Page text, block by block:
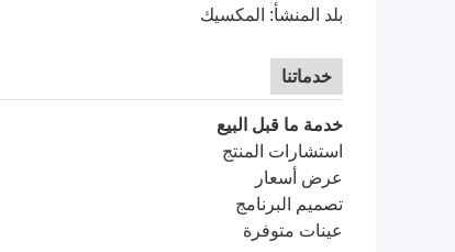
بلد المنشأ: المكسيك
خدماتنا
خدمة ما قبل البيع
استشارات المنتج
عرض أسعار
تصميم البرنامج
عينات متوفرة